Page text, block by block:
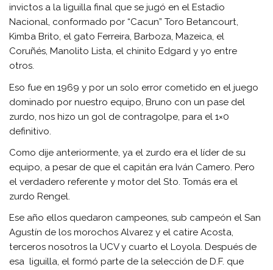
invictos a la liguilla final que se jugó en el Estadio
Nacional, conformado por “Cacun” Toro Betancourt,
Kimba Brito, el gato Ferreira, Barboza, Mazeica, el
Coruñés, Manolito Lista, el chinito Edgard y yo entre
otros.
Eso fue en 1969 y por un solo error cometido en el juego
dominado por nuestro equipo, Bruno con un pase del
zurdo, nos hizo un gol de contragolpe, para el 1×0
definitivo.
Como dije anteriormente, ya el zurdo era el líder de su
equipo, a pesar de que el capitán era Iván Camero. Pero
el verdadero referente y motor del Sto. Tomás era el
zurdo Rengel.
Ese año ellos quedaron campeones, sub campeón el San
Agustín de los morochos Alvarez y el catire Acosta,
terceros nosotros la UCV y cuarto el Loyola. Después de
esa liguilla, el formó parte de la selección de D.F. que